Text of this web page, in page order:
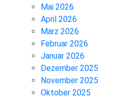
Mai 2026
April 2026
März 2026
Februar 2026
Januar 2026
Dezember 2025
November 2025
Oktober 2025